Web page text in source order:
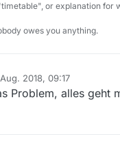
or explanation for
owes you anything.
2018, 09:17
Problem, alles geht